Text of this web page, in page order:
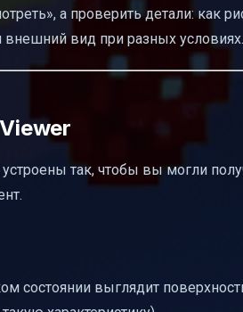
а проверить детали: как
внешний вид при разных условиях.
так, чтобы вы могли
состоянии выглядит